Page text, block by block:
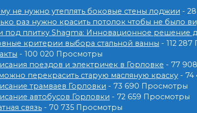
не нужно утеплять боковые стены лоджии -
раз нужно красить потолок чтобы не было
под плитку Shagma: Инновационное решение
критерии выбора стальной ванны - 112
- 100 020 Просмотры
поездов и электричек в Горловке - 77
перекрасить старую масляную краску - 74
трамваев Горловки - 73 690 Просмотры
автобусов Горловки - 72 659 Просмотры
связь - 70 735 Просмотры